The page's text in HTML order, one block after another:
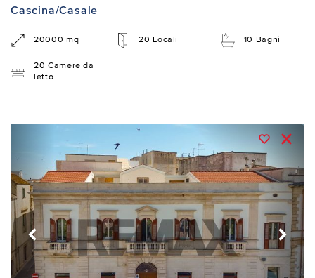
Cascina/Casale
20000 mq 20 Locali 10 Bagni
20 Camere da
letto